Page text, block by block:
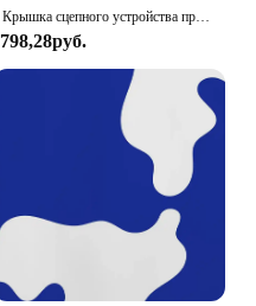
Крышка сцепного устройства прицепа Простая установка Металлическая крышка сцепного устройства прицепа Брудозащитная Надежная защита Привлекательный внешний вид для автомобиля
798,28руб.